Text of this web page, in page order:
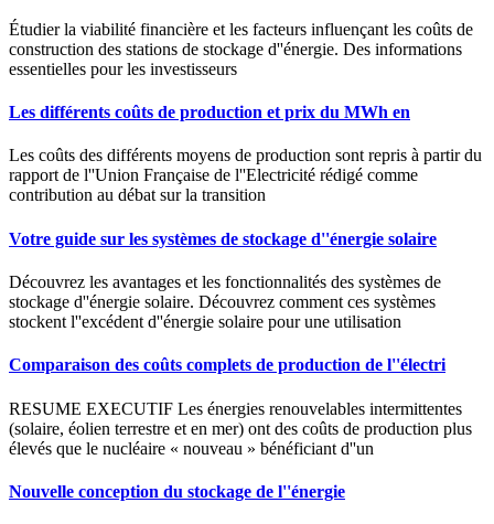
Étudier la viabilité financière et les facteurs influençant les coûts de
construction des stations de stockage d''énergie. Des informations
essentielles pour les investisseurs
Les différents coûts de production et prix du MWh en
Les coûts des différents moyens de production sont repris à partir du
rapport de l''Union Française de l''Electricité rédigé comme
contribution au débat sur la transition
Votre guide sur les systèmes de stockage d''énergie solaire
Découvrez les avantages et les fonctionnalités des systèmes de
stockage d''énergie solaire. Découvrez comment ces systèmes
stockent l''excédent d''énergie solaire pour une utilisation
Comparaison des coûts complets de production de l''électri
RESUME EXECUTIF Les énergies renouvelables intermittentes
(solaire, éolien terrestre et en mer) ont des coûts de production plus
élevés que le nucléaire « nouveau » bénéficiant d''un
Nouvelle conception du stockage de l''énergie